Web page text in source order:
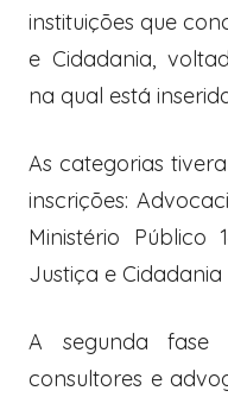
instituições que
e Cidadania,
na qual está
As categorias
inscrições:
Ministério Público
Justiça e Cidadania
A segunda
consultores e